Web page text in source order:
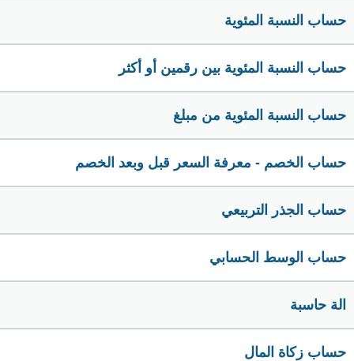
حساب النسبة المئوية
حساب النسبة المئوية بين رقمين أو أكثر
حساب النسبة المئوية من مبلغ
حساب الخصم - معرفة السعر قبل وبعد الخصم
حساب الجذر التربيعي
حساب الوسط الحسابي
الة حاسبة
حساب زكاة المال